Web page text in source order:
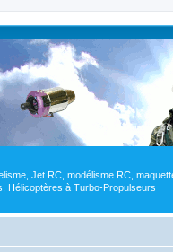
Jet RC, modélisme RC,
Hélicoptères à Turbo-Propulseurs